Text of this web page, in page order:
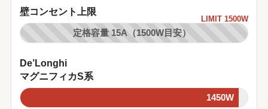
壁コンセント上限
LIMIT 1500W
定格容量 15A（1500W目安）
De’Longhi
マグニフィカS系
1450W